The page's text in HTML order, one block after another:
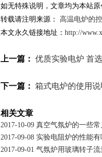
如无特殊说明，文章均为本站
转载请注明来源： 高温电炉的
本文永久链接地址： http://
上一篇： 优质实验电炉 首
下一篇： 箱式电炉的使用说
相关文章
2017-10-09 真空气氛炉的一些
2017-09-08 实验电阻炉的性能
2017-09-01 气氛炉用玻璃转子